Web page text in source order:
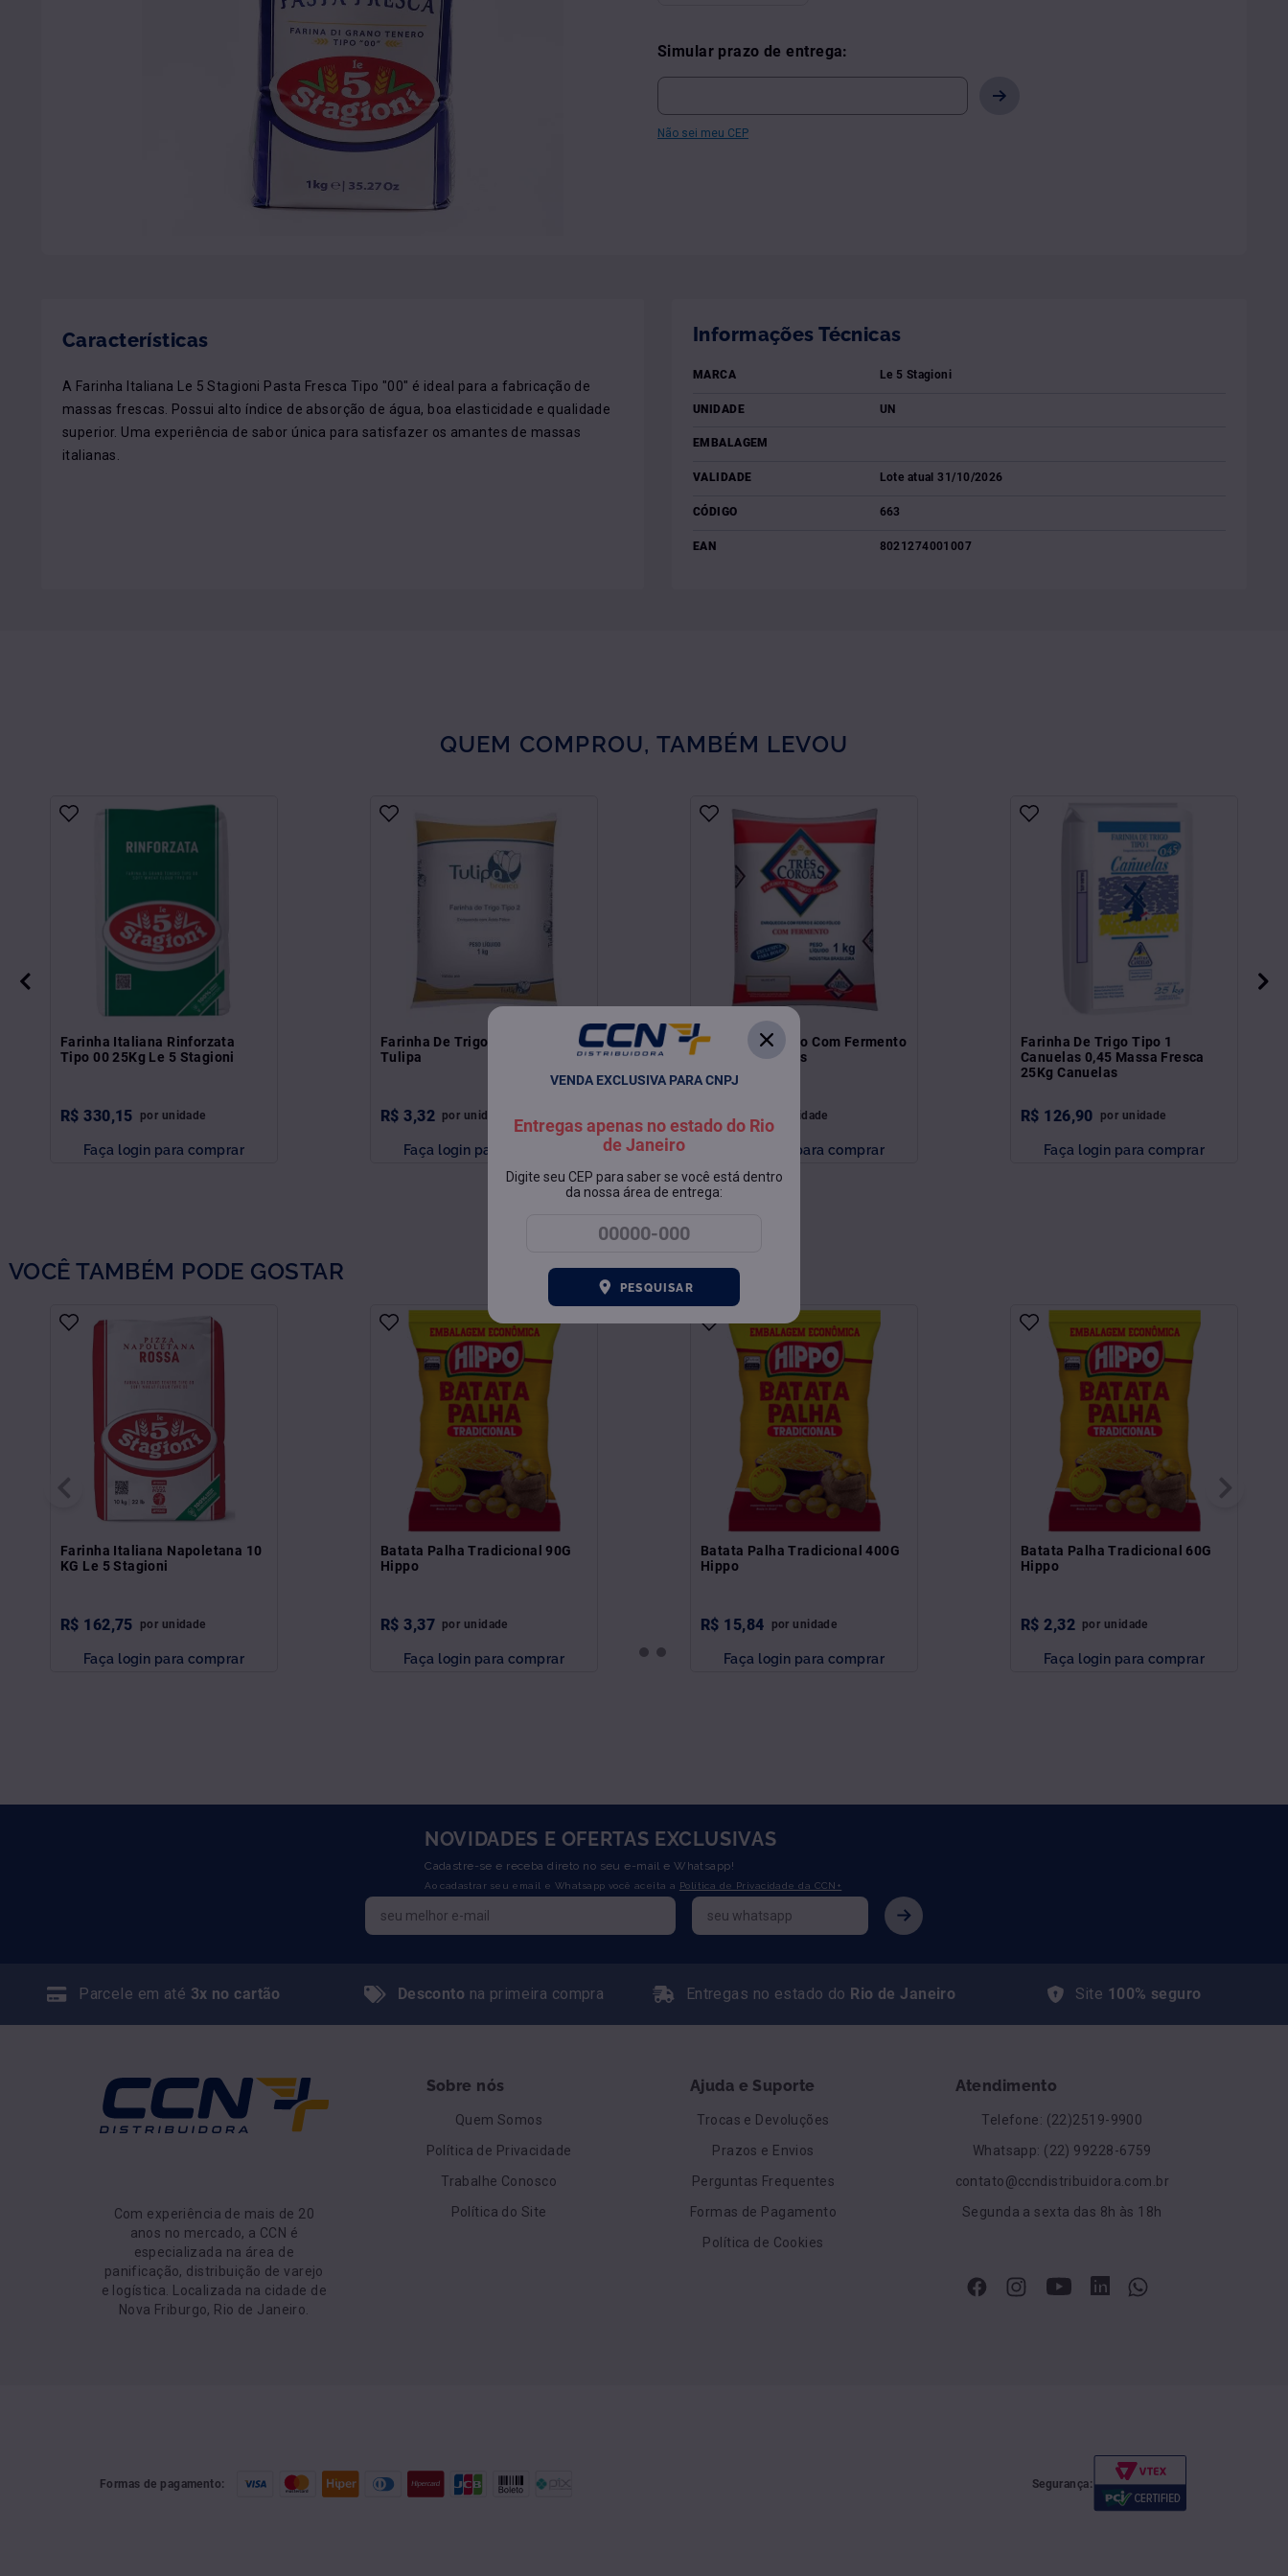
VENDA EXCLUSIVA PARA CNPJ
Entregas apenas no estado do Rio
de Janeiro
Digite seu CEP para saber se você está dentro
da nossa área de entrega:
PESQUISAR
Simular prazo de entrega:
Não sei meu CEP
Características
A Farinha Italiana Le 5 Stagioni Pasta Fresca Tipo "00" é ideal para a fabricação de
massas frescas. Possui alto índice de absorção de água, boa elasticidade e qualidade
superior. Uma experiência de sabor única para satisfazer os amantes de massas
italianas.
Informações Técnicas
MARCA Le 5 Stagioni
UNIDADE UN
EMBALAGEM
VALIDADE Lote atual 31/10/2026
CÓDIGO 663
EAN 8021274001007
QUEM COMPROU, TAMBÉM LEVOU
Farinha Italiana Rinforzata
Tipo 00 25Kg Le 5 Stagioni
R$ 330,15 por unidade
Faça login para comprar
Farinha De Trigo Tipo 2 1Kg
Tulipa
R$ 3,32 por unidade
Faça login para comprar
Farinha De Trigo Com Fermento
1Kg Três Coroas
R$ 3, 73 unidade
Faça login para comprar
Farinha De Trigo Tipo 1
Canuelas 0,45 Massa Fresca
25Kg Canuelas
R$ 126,90 por unidade
Faça login para comprar
VOCÊ TAMBÉM PODE GOSTAR
Farinha Italiana Napoletana 10
KG Le 5 Stagioni
R$ 162,75 por unidade
Faça login para comprar
Batata Palha Tradicional 90G
Hippo
R$ 3,37 por unidade
Faça login para comprar
Batata Palha Tradicional 400G
Hippo
R$ 15,84 por unidade
Faça login para comprar
Batata Palha Tradicional 60G
Hippo
R$ 2,32 por unidade
Faça login para comprar
NOVIDADES E OFERTAS EXCLUSIVAS
Cadastre-se e receba direto no seu e-mail e Whatsapp!
Ao cadastrar seu email e Whatsapp você aceita a Política de Privacidade da CCN+
Parcele em até 3x no cartão Desconto na primeira compra Entregas no estado do Rio de Janeiro Site 100% seguro
Com experiência de mais de 20
anos no mercado, a CCN é
especializada na área de
panificação, distribuição de varejo
e logística. Localizada na cidade de
Nova Friburgo, Rio de Janeiro.
Sobre nós
Quem Somos
Política de Privacidade
Trabalhe Conosco
Política do Site
Ajuda e Suporte
Trocas e Devoluções
Prazos e Envios
Perguntas Frequentes
Formas de Pagamento
Política de Cookies
Atendimento
Telefone: (22)2519-9900
Whatsapp: (22) 99228-6759
contato@ccndistribuidora.com.br
Segunda a sexta das 8h às 18h
Formas de pagamento: Segurança: